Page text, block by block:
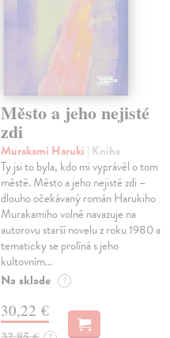
Město a jeho nejisté
zdi
Murakami Haruki | Kniha
Ty jsi to byla, kdo mi vyprávěl o tom
městě. Město a jeho nejisté zdi –
dlouho očekávaný román Harukiho
Murakamiho volně navazuje na
autorovu starší novelu z roku 1980 a
tematicky se prolíná s jeho
kultovním…
Na sklade ?
30,22 €